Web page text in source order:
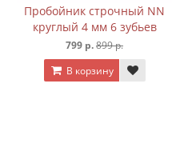
Пробойник строчный NN
круглый 4 мм 6 зубьев
799 р.899 р.
В корзину